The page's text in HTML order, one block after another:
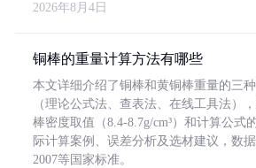
2026年8月4日
铜棒的重量计算方法有哪些
本文详细介绍了铜棒和黄铜棒重量的三
（理论公式法、查表法、在线工具法）
棒密度取值（8.4-8.7g/cm³）和计算公式
际计算案例、误差分析及选材建议，数
2007等国家标准。